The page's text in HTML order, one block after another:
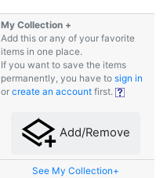
My Collection +
Add this or any of your favorite
items in one place.
If you want to save the items
permanently, you have to sign in
or create an account first.
Add/Remove
See My Collection+